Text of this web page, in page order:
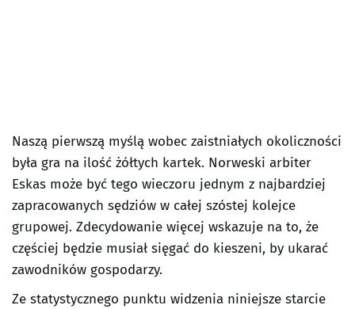
Naszą pierwszą myślą wobec zaistniałych okoliczności
była gra na ilość żółtych kartek. Norweski arbiter
Eskas może być tego wieczoru jednym z najbardziej
zapracowanych sędziów w całej szóstej kolejce
grupowej. Zdecydowanie więcej wskazuje na to, że
częściej będzie musiał sięgać do kieszeni, by ukarać
zawodników gospodarzy.
Ze statystycznego punktu widzenia niniejsze starcie